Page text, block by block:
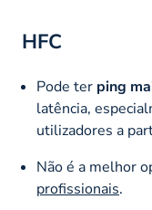
HFC
Pode ter ping
latência,
utilizadores a
Não é a melhor
profissionais.